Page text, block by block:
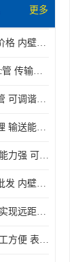
更多
深圳永高管道批发价格 内壁光滑 抗震性能好
深圳坪山区伟星pVc管 传输损耗小 频率稳定性好
大鹏新区伟星排水管 可调谐性好 大功率 效率高
深圳永高波纹管代理 输送能力强 可以承受高温
通信管总代理 抗变能力强 可耐强震 扭曲
惠城区永高电线管批发 内壁光滑 抗震性能好
东莞伟星电线管 可实现远距离通信 频率稳定性好
通信管道供应商 施工方便 表面电阻系数大